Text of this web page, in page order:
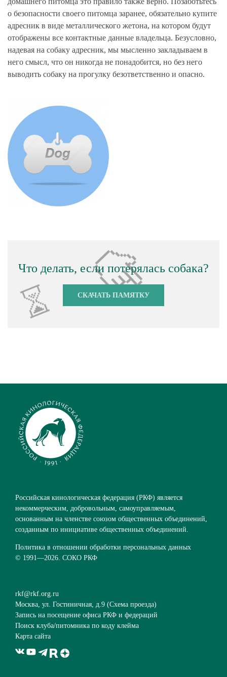
о безопасности своего питомца заранее, обязательно купите
адресник в виде металлического жетона, на котором будут
отображены все контактные данные владельца. Безусловно,
надевая на собаку адресник, мы мысленно закладываем в
него смысл, что он никогда не понадобится, но без него
выводить собаку на прогулку безответственно и опасно.
Что делать, если потерялась собака?
СКАЧАТЬ ПАМЯТКУ
Российская кинологическая федерация (РКФ) является
некоммерческим, добровольным, самоуправляемым,
основанным на членстве союзом общественных объединений,
созданным по инициативе общественных объединений.
Политика в отношении обработки персональных данных
© 1991—2026. СОКО РКФ
rkf@rkf.org.ru
Москва, ул. Гостиничная, д.9 (Схема проезда)
Запись на посещение офиса РКФ и федераций
Поиск клуба/питомника по коду клейма
Карта сайта